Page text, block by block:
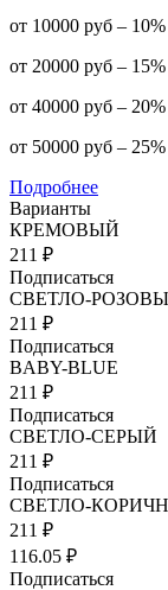
от 10000 руб – 10%
от 20000 руб – 15%
от 40000 руб – 20%
от 50000 руб – 25%
Подробнее
Варианты
КРЕМОВЫЙ
211 ₽
Подписаться
СВЕТЛО-
211 ₽
Подписаться
BABY-BLUE
211 ₽
Подписаться
СВЕТЛО-СЕРЫЙ
211 ₽
Подписаться
СВЕТЛО-
211 ₽
116.05 ₽
Подписаться